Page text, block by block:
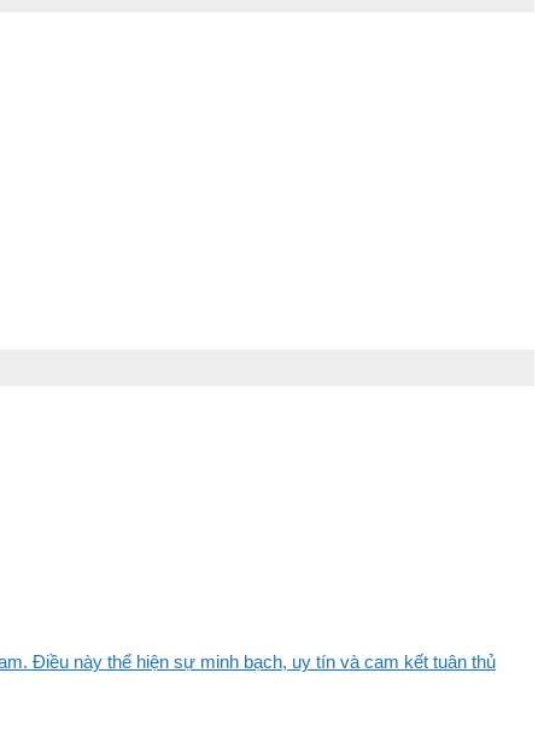
Điều này thể hiện sự minh bạch, uy tín và cam kết tuân thủ